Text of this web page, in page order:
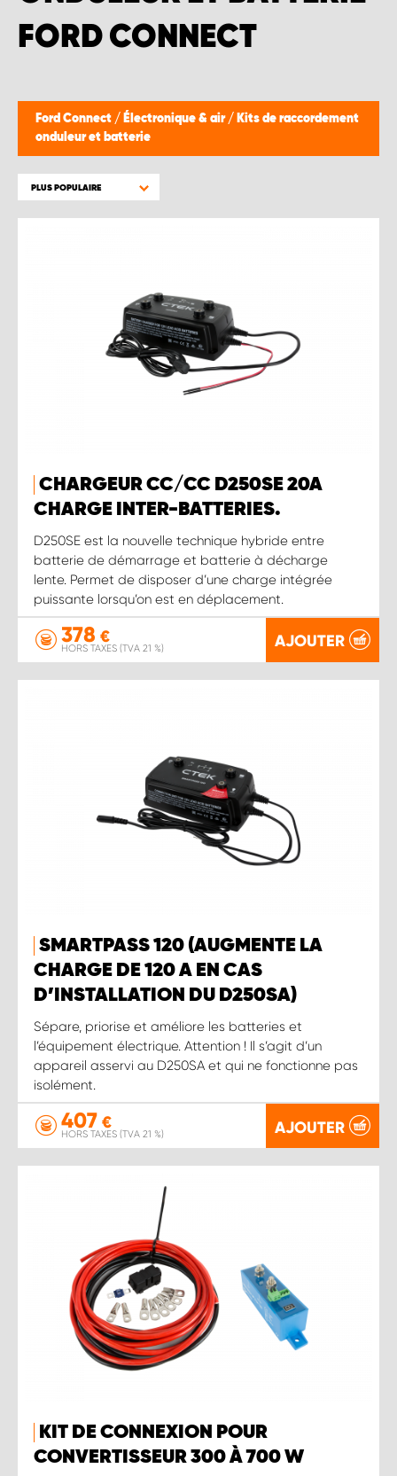
FORD CONNECT
Ford Connect / Électronique & air / Kits de raccordement
onduleur et batterie
PLUS POPULAIRE
CHARGEUR CC/CC D250SE 20A
CHARGE INTER-BATTERIES.
D250SE est la nouvelle technique hybride entre
batterie de démarrage et batterie à décharge
lente. Permet de disposer d’une charge intégrée
puissante lorsqu’on est en déplacement.
378 €
HORS TAXES (TVA 21 %) AJOUTER
SMARTPASS 120 (AUGMENTE LA
CHARGE DE 120 A EN CAS
D’INSTALLATION DU D250SA)
Sépare, priorise et améliore les batteries et
l’équipement électrique. Attention ! Il s’agit d’un
appareil asservi au D250SA et qui ne fonctionne pas
isolément.
407 €
HORS TAXES (TVA 21 %) AJOUTER
KIT DE CONNEXION POUR
CONVERTISSEUR 300 À 700 W
WORK SYSTEM BRUXELLES
WORK SYSTEM NAMUR
WORK SYSTEM WEST BY PRO-VAN